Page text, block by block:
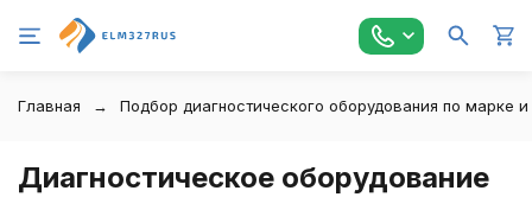
Главная Подбор диагностического оборудования по марке
Диагностическое оборудование